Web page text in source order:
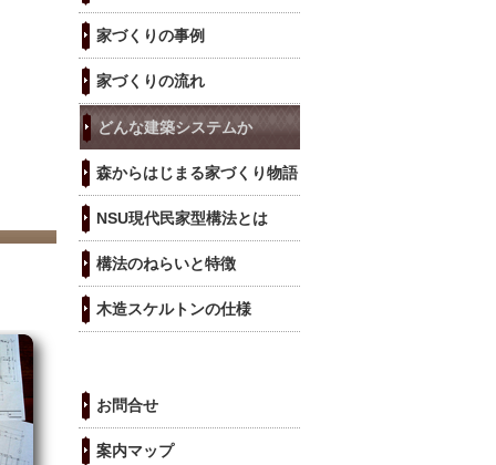
家づくりの事例
家づくりの流れ
どんな建築システムか
森からはじまる家づくり物語
NSU現代民家型構法とは
構法のねらいと特徴
木造スケルトンの仕様
お問合せ
案内マップ